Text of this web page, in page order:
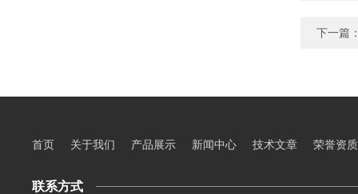
下一篇
首页 关于我们 产品展示 新闻中心 技术文章 荣誉资质
联系方式